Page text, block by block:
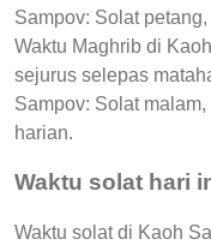
Sampov: Solat
Waktu Maghrib di
sejurus selepas
Sampov: Solat
harian.
Waktu solat hari
Waktu solat di Kaoh